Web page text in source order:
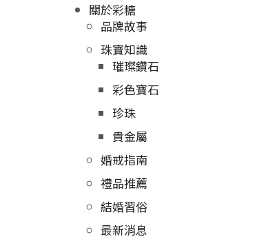
關於彩糖
品牌故事
珠寶知識
璀璨鑽石
彩色寶石
珍珠
貴金屬
婚戒指南
禮品推薦
結婚習俗
最新消息